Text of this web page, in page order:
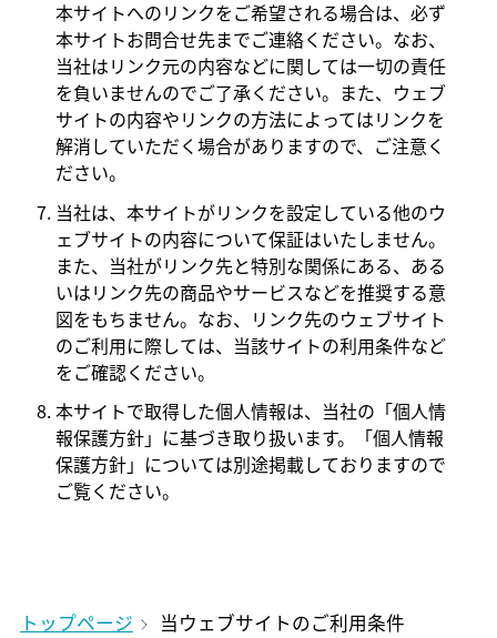
本サイトへのリンクをご希望される場合は、必ず
本サイトお問合せ先までご連絡ください。なお、
当社はリンク元の内容などに関しては一切の責任
を負いませんのでご了承ください。また、ウェブ
サイトの内容やリンクの方法によってはリンクを
解消していただく場合がありますので、ご注意く
ださい。
当社は、本サイトがリンクを設定している他のウ
ェブサイトの内容について保証はいたしません。
また、当社がリンク先と特別な関係にある、ある
いはリンク先の商品やサービスなどを推奨する意
図をもちません。なお、リンク先のウェブサイト
のご利用に際しては、当該サイトの利用条件など
をご確認ください。
本サイトで取得した個人情報は、当社の「個人情
報保護方針」に基づき取り扱います。「個人情報
保護方針」については別途掲載しておりますので
ご覧ください。
トップページ 当ウェブサイトのご利用条件